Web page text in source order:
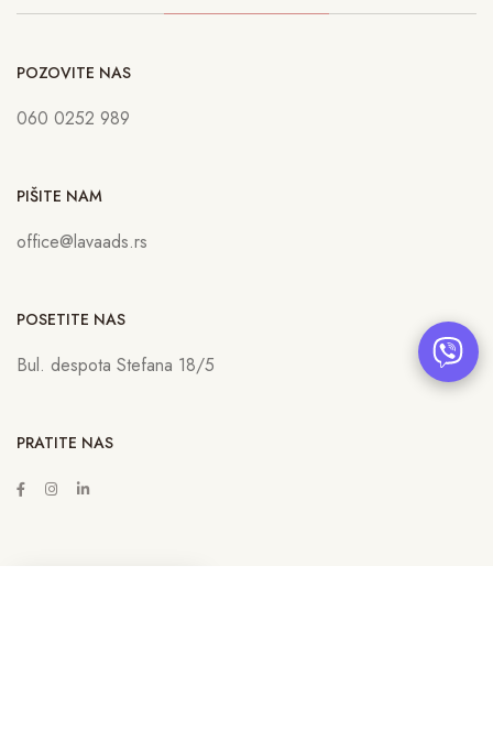
POZOVITE NAS
060 0252 989
PIŠITE NAM
office@lavaads.rs
POSETITE NAS
Bul. despota Stefana 18/5
PRATITE NAS